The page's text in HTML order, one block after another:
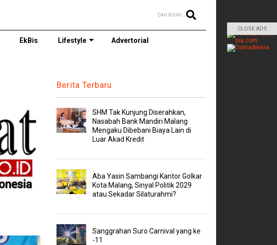
Cari disini..
EkBis Lifestyle Advertorial
Berita Terbaru
SHM Tak Kunjung Diserahkan,
Nasabah Bank Mandiri Malang
Mengaku Dibebani Biaya Lain di
Luar Akad Kredit
Aba Yasin Sambangi Kantor Golkar
Kota Malang, Sinyal Politik 2029
atau Sekadar Silaturahmi?
Sanggrahan Suro Carnival yang ke
-11
CLOSE ADS